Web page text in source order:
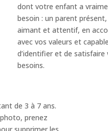
dont votre enfant a
besoin : un parent présent,
aimant et attentif, en
avec vos valeurs et capable
d’identifier et de satisfaire
besoins.
de 3 à 7 ans.
photo, prenez
supprimer les